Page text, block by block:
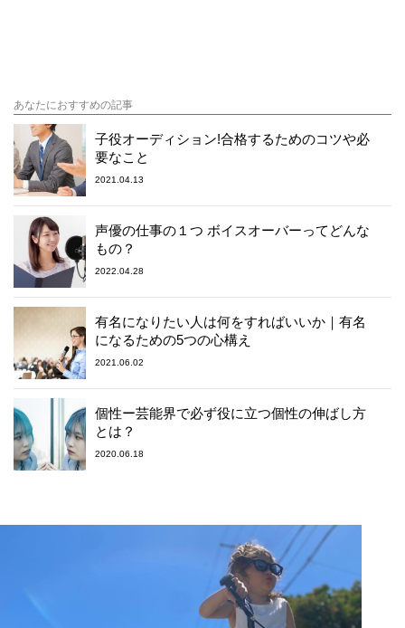
あなたにおすすめの記事
子役オーディション!合格するためのコツや必
要なこと
2021.04.13
声優の仕事の１つ ボイスオーバーってどんな
もの？
2022.04.28
有名になりたい人は何をすればいいか｜有名
になるための5つの心構え
2021.06.02
個性ー芸能界で必ず役に立つ個性の伸ばし方
とは？
2020.06.18